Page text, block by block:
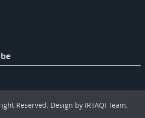
Reserved. Design by IRTAQI Team.